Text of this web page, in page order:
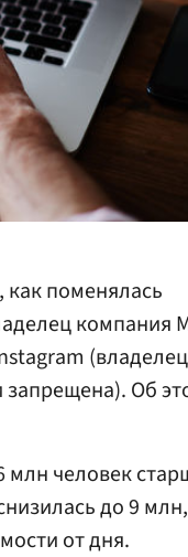
как поменялась
компания
(владелец
запрещена). Об
млн человек
до 9
от дня.